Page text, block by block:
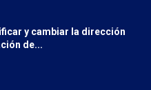
y cambiar la dirección
de...